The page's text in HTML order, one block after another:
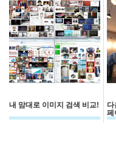
내 맘대로 이미지 검색 비교!
다
페